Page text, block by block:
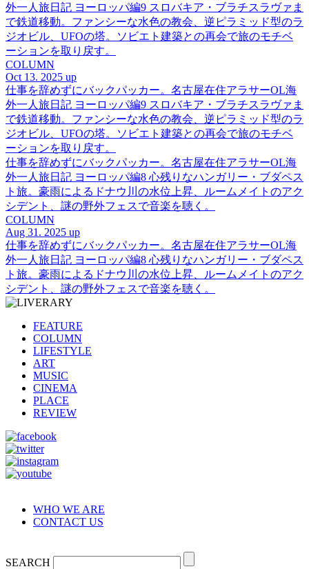
外一人旅日記 ヨーロッパ編9 スロバキア・ブラチスラヴァま
で鉄道移動。ファンシーな水色の教会、逆ピラミッド型のラ
ジオビル、UFOの塔。ソビエト建築との再会で旅のモチベ
ーションを取り戻す。
COLUMN
Oct 13. 2025 up
仕事を辞めずにバックパッカー。名古屋在住アラサーOL海
外一人旅日記 ヨーロッパ編9 スロバキア・ブラチスラヴァま
で鉄道移動。ファンシーな水色の教会、逆ピラミッド型のラ
ジオビル、UFOの塔。ソビエト建築との再会で旅のモチベ
ーションを取り戻す。
仕事を辞めずにバックパッカー。名古屋在住アラサーOL海
外一人旅日記 ヨーロッパ編8 心残りなハンガリー・ブダペス
ト旅。豪雨によるドナウ川の水位上昇、ルームメイトのアク
シデント、謎の野外フェスで音楽を聴く。
COLUMN
Aug 31. 2025 up
仕事を辞めずにバックパッカー。名古屋在住アラサーOL海
外一人旅日記 ヨーロッパ編8 心残りなハンガリー・ブダペス
ト旅。豪雨によるドナウ川の水位上昇、ルームメイトのアク
シデント、謎の野外フェスで音楽を聴く。
FEATURE
COLUMN
LIFESTYLE
ART
MUSIC
CINEMA
PLACE
REVIEW
WHO WE ARE
CONTACT US
SEARCH